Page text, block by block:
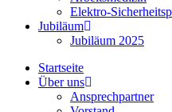
Elektro-
Jubiläum
Jubiläum 2025
Startseite
Über uns
Ansprechpartner